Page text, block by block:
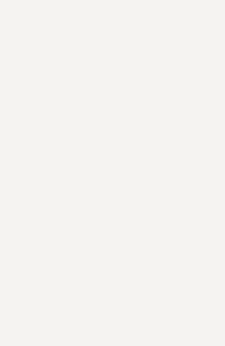
uitgevoerd!